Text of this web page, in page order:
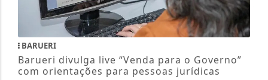
BARUERI
Barueri divulga live “Venda para o Governo”
com orientações para pessoas jurídicas